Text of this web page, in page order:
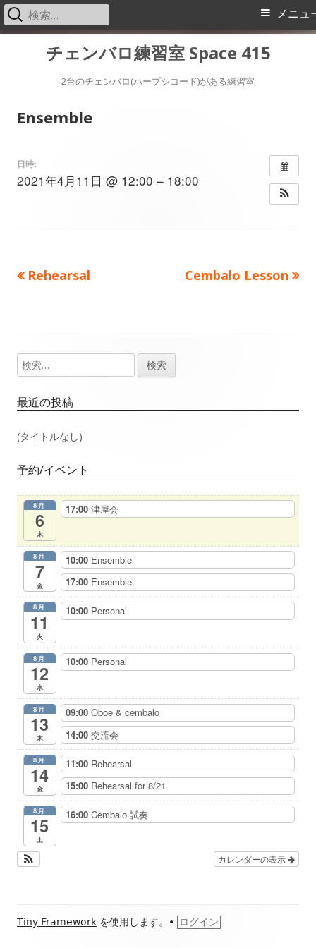
チェンバロ練習室 Space 415
2台のチェンバロ(ハープシコード)がある練習室
メ
メニュ
検
索:
Ensemble
日時:
2021年4月11日 @ 12:00 – 18:00
投
ビ
ゲ
ー
シ
ョ
前
Rehearsal
次
Cembalo Lesson
メ
イ
ン
バ
検
索:
最近の投稿
(タイトルなし)
予約/イベント
8月
6
木
17:00 津屋会
8月
7
金
10:00 Ensemble
17:00 Ensemble
8月
11
火
10:00 Personal
8月
12
水
10:00 Personal
8月
13
木
09:00 Oboe & cembalo
14:00 交流会
8月
14
金
11:00 Rehearsal
15:00 Rehearsal for 8/21
8月
15
土
16:00 Cembalo 試奏
カレンダーの表示
フ
Tiny Framework を使用します。 • ログイン